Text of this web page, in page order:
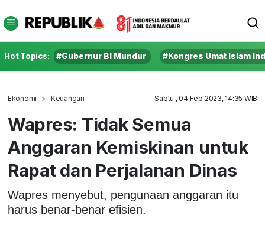
Hot Topics: #Gubernur BI Mundur #Kongres Umat Islam
Ekonomi Keuangan Sabtu , 04 Feb 2023, 14:35 WIB
Wapres: Tidak Semua
Anggaran Kemiskinan untuk
Rapat dan Perjalanan Dinas
Wapres menyebut, pengunaan anggaran itu
harus benar-benar efisien.